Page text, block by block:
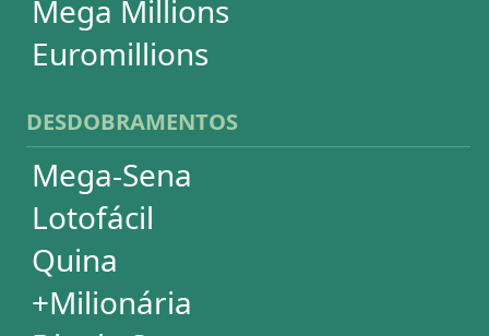
ASSINATURA
Palpites Estatísticos
Análises Estatísticas
Simulador de Apostas
Conferidor de Apostas
Desdobramentos Especiais
Impressão de Volantes